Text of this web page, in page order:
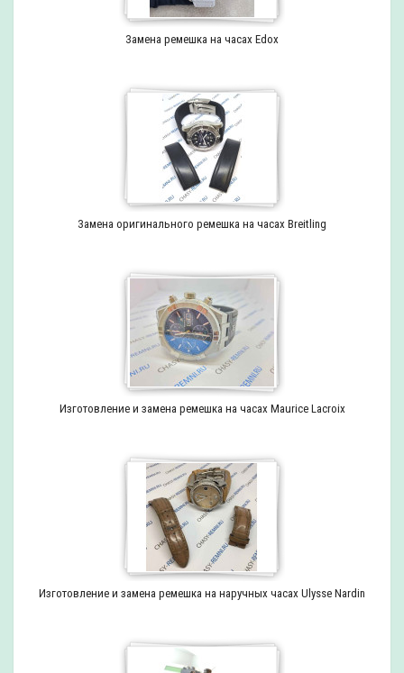
Замена ремешка на часах Edox
Замена оригинального ремешка на часах Breitling
Изготовление и замена ремешка на часах Maurice Lacroix
Изготовление и замена ремешка на наручных часах Ulysse Nardin